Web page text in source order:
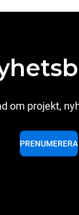
om projekt,
PRENUMERERA